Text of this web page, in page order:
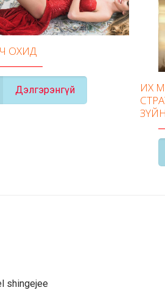
ОХИД
Дэлгэрэнгүй
ИХ
shingejee